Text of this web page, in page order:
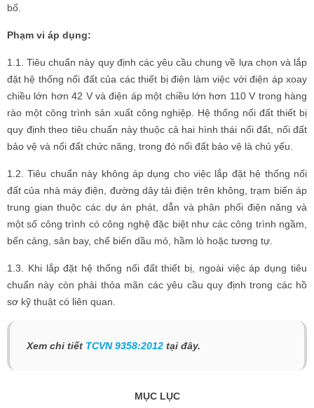
bố.
Phạm vi áp dụng:
1.1. Tiêu chuẩn này quy định các yêu cầu chung về lựa chọn và lắp
đặt hệ thống nối đất của các thiết bị điện làm việc với điện áp xoay
chiều lớn hơn 42 V và điện áp một chiều lớn hơn 110 V trong hàng
rào một công trình sản xuất công nghiệp. Hệ thống nối đất thiết bị
quy định theo tiêu chuẩn này thuộc cả hai hình thái nối đất, nối đất
bảo vệ và nối đất chức năng, trong đó nối đất bảo vệ là chủ yếu.
1.2. Tiêu chuẩn này không áp dụng cho việc lắp đặt hệ thống nối
đất của nhà máy điện, đường dây tải điện trên không, trạm biến áp
trung gian thuộc các dự án phát, dẫn và phân phối điện năng và
một số công trình có công nghệ đặc biệt như các công trình ngầm,
bến cảng, sân bay, chế biến dầu mỏ, hầm lò hoặc tương tự.
1.3. Khi lắp đặt hệ thống nối đất thiết bị, ngoài việc áp dụng tiêu
chuẩn này còn phải thỏa mãn các yêu cầu quy định trong các hồ
sơ kỹ thuật có liên quan.
Xem chi tiết TCVN 9358:2012 tại đây.
MỤC LỤC